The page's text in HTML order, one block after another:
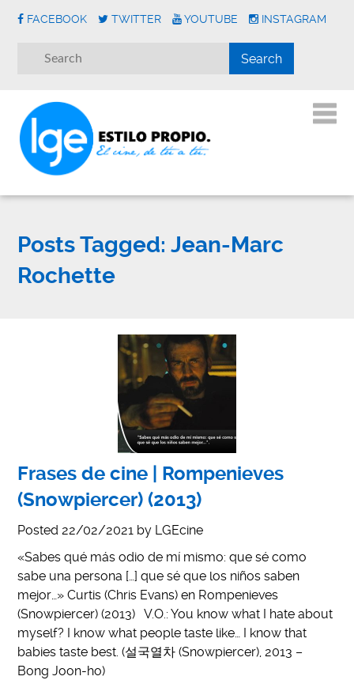
FACEBOOK TWITTER YOUTUBE INSTAGRAM
Posts Tagged: Jean-Marc
Rochette
Frases de cine | Rompenieves
(Snowpiercer) (2013)
Posted 22/02/2021 by LGEcine
«Sabes qué más odio de mí mismo: que sé como
sabe una persona […] que sé que los niños saben
mejor…» Curtis (Chris Evans) en Rompenieves
(Snowpiercer) (2013) V.O.: You know what I hate about
myself? I know what people taste like… I know that
babies taste best. (설국열차 (Snowpiercer), 2013 –
Bong Joon-ho)